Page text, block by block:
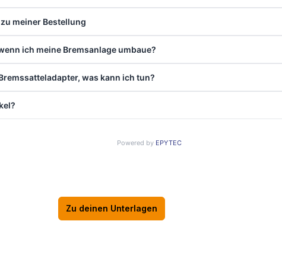
Zu deinen Unterlagen